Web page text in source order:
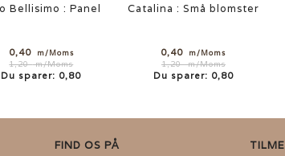
Bellisimo : Panel
0,40 m/Moms
1,20m/Moms
Du sparer: 0,80
Catalina : Små blomster
0,40 m/Moms
1,20m/Moms
Du sparer: 0,80
FIND OS PÅ